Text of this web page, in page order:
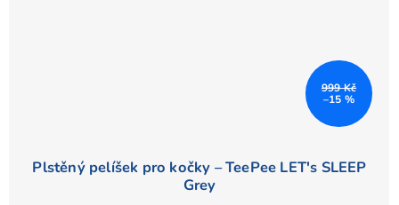
999 Kč
–15 %
Plstěný pelíšek pro kočky – TeePee LET's SLEEP
Grey